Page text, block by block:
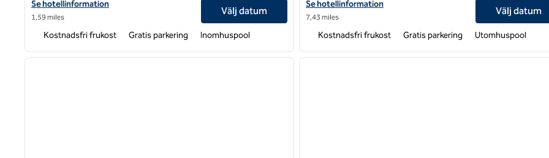
Visa hotelluppgifter för Home2 Suites by Hilton Asheville Airport
Se hotellinformation
1,59 miles
Välj datum
Kostnadsfri frukost Gratis parkering Inomhuspool
Visa hotelluppgifter för Home2 Suites by Hilton Asheville
Se hotellinformation
7,43 miles
Välj datum
Kostnadsfri frukost Gratis parkering Utomhuspool
1 av 11
nästa bild1 av 12